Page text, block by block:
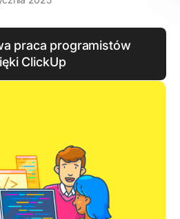
praca programistów
ClickUp